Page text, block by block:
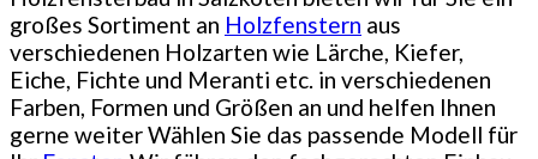
großes Sortiment an Holzfenstern aus
verschiedenen Holzarten wie Lärche, Kiefer,
Eiche, Fichte und Meranti etc. in verschiedenen
Farben, Formen und Größen an und helfen Ihnen
gerne weiter Wählen Sie das passende Modell für